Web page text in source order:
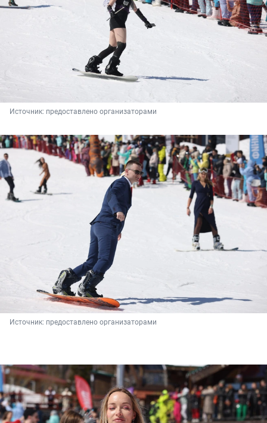
Источник: предоставлено организаторами
Источник: предоставлено организаторами